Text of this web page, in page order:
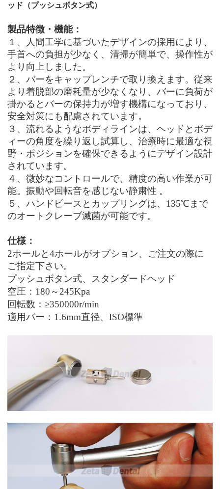
ッド（プッシュボタン式）
製品特徴・機能：
１、
人間工学に基づいたデザインの採用により、
手首への負担が少なく、清掃が簡単で、操作性が
より向上しました。
２、 バーをキャップレンチで取り換えます。従来
より着脱部の磨耗量が少なくなり、バーに負荷が
掛かるとバーの保持力が増す機構になっており、
安全対策にも配慮されています。
３、 流れるようなボディラインは、ヘッドとボデ
ィーの角度を繰り返し試算し、治療時に最適な視
野・ポジションを確保できるようにデザイン設計
されています。
４、 微妙なコントロールで、精度の高い作業が可
能。振動や回転音を感じない静粛性 。
５、 ハンドピースとカップリングは、135℃まで
のオートクレーブ滅菌が可能です。
仕様：
2ホールと4ホールがオプション、ご注文の際に
ご指定下さい。
プッシュボタン式、
スタンダードヘッド
空圧： 180 ～ 245Kpa
回転数：≥350000r/min
適用バー：1.6mm直径、ISO標準